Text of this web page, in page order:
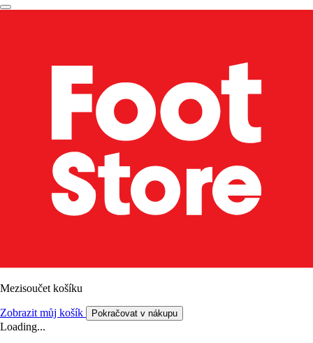
Mezisoučet košíku
Zobrazit můj košík Pokračovat v nákupu
Loading...